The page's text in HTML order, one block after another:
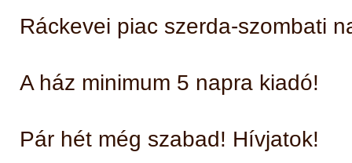
Ráckevei piac szerda-szombati
A ház minimum 5 napra kiadó!
Pár hét még szabad! Hívjatok!